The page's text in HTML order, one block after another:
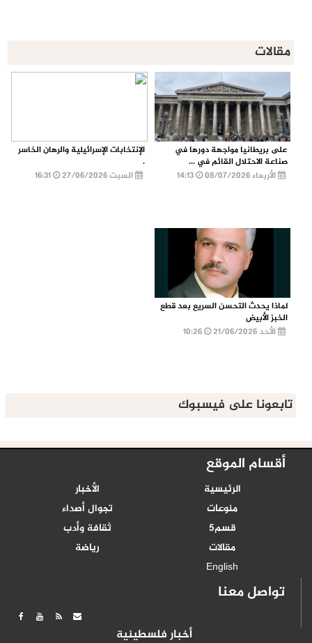
مقالات
على بريطانيا مواجهة دورها في
صناعة الاحتلال القائم في ...
الأربعاء 08/07/2026
الإنتخابات الإسرائيلية والرهان الخاسر
.
السبت 27/06/2026
16:31
لماذا يحدث التحسن السريع بعد قطع
الخبز الأبيض
الأحد 21/06/2026
تابعونا على فيسبوك
أقسام الموقع
الرئيسية
الأخبار
منوعات
تجوال أصداء
قسم5
ثقافة وأدب
مقالات
رياضة
English
تواصل معنا
أخبار فلسطينية